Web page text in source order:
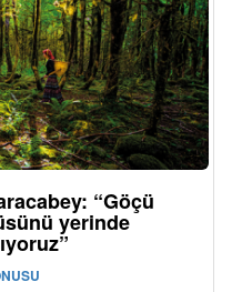
“Göçü
yerinde